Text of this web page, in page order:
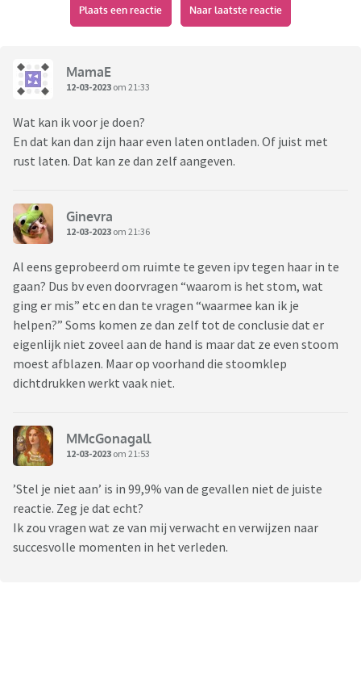
Plaats een reactie Naar laatste reactie
MamaE
12-03-2023 om 21:33
Wat kan ik voor je doen?
En dat kan dan zijn haar even laten ontladen. Of juist met
rust laten. Dat kan ze dan zelf aangeven.
Ginevra
12-03-2023 om 21:36
Al eens geprobeerd om ruimte te geven ipv tegen haar in te
gaan? Dus bv even doorvragen “waarom is het stom, wat
ging er mis” etc en dan te vragen “waarmee kan ik je
helpen?” Soms komen ze dan zelf tot de conclusie dat er
eigenlijk niet zoveel aan de hand is maar dat ze even stoom
moest afblazen. Maar op voorhand die stoomklep
dichtdrukken werkt vaak niet.
MMcGonagall
12-03-2023 om 21:53
’Stel je niet aan’ is in 99,9% van de gevallen niet de juiste
reactie. Zeg je dat echt?
Ik zou vragen wat ze van mij verwacht en verwijzen naar
succesvolle momenten in het verleden.